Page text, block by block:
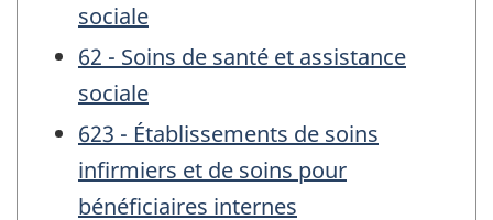
sociale
62 - Soins de santé et assistance
sociale
623 - Établissements de soins
infirmiers et de soins pour
bénéficiaires internes